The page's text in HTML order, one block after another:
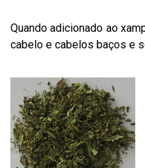
Quando adicionado ao
cabelo e cabelos baços e